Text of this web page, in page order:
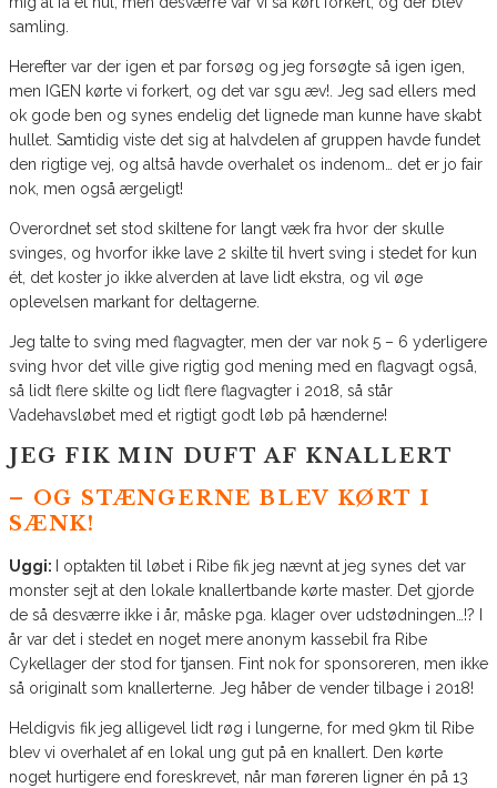
samling.
Herefter var der igen et par forsøg og jeg forsøgte så igen igen,
men IGEN kørte vi forkert, og det var sgu æv!. Jeg sad ellers med
ok gode ben og synes endelig det lignede man kunne have skabt
hullet. Samtidig viste det sig at halvdelen af gruppen havde fundet
den rigtige vej, og altså havde overhalet os indenom… det er jo fair
nok, men også ærgeligt!
Overordnet set stod skiltene for langt væk fra hvor der skulle
svinges, og hvorfor ikke lave 2 skilte til hvert sving i stedet for kun
ét, det koster jo ikke alverden at lave lidt ekstra, og vil øge
oplevelsen markant for deltagerne.
Jeg talte to sving med flagvagter, men der var nok 5 – 6 yderligere
sving hvor det ville give rigtig god mening med en flagvagt også,
så lidt flere skilte og lidt flere flagvagter i 2018, så står
Vadehavsløbet med et rigtigt godt løb på hænderne!
JEG FIK MIN DUFT AF KNALLERT
– OG STÆNGERNE BLEV KØRT I
SÆNK!
Uggi:
I optakten til løbet i Ribe fik jeg nævnt at jeg synes det var
monster sejt at den lokale knallertbande kørte master. Det gjorde
de så desværre ikke i år, måske pga. klager over udstødningen…!? I
år var det i stedet en noget mere anonym kassebil fra Ribe
Cykellager der stod for tjansen. Fint nok for sponsoreren, men ikke
så originalt som knallerterne. Jeg håber de vender tilbage i 2018!
Heldigvis fik jeg alligevel lidt røg i lungerne, for med 9km til Ribe
blev vi overhalet af en lokal ung gut på en knallert. Den kørte
noget hurtigere end foreskrevet, når man føreren ligner én på 13